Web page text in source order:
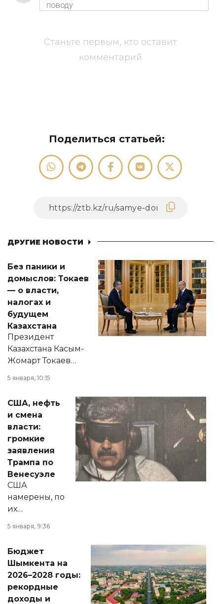
Станьте первым, кто оставит
комментарий
Поделиться статьей:
ДРУГИЕ НОВОСТИ
Без паники и
домыслов: Токаев
— о власти,
налогах и
будущем
Казахстана
Президент
Казахстана Касым-
Жомарт Токаев
сразу несколько
актуальных тем —
от слухов о
политических
реформах до
вопросов армии,
экономики и
личного здоровья.
5 января, 10:15
США, нефть
и смена
власти:
громкие
заявления
Трампа по
Венесуэле
США
намерены, по
их
принести
народу
Венесуэлы.
5 января, 9:36
Бюджет
Шымкента на
2026–2028 годы:
рекордные
доходы и